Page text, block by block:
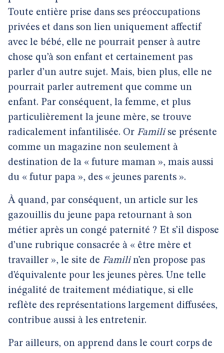
Toute entière prise dans ses préoccupations
privées et dans son lien uniquement affectif
avec le bébé, elle ne pourrait penser à autre
chose qu’à son enfant et certainement pas
parler d’un autre sujet. Mais, bien plus, elle ne
pourrait parler autrement que comme un
enfant. Par conséquent, la femme, et plus
particulièrement la jeune mère, se trouve
radicalement infantilisée. Or Familise présente
comme un magazine non seulement à
destination de la « future maman », mais aussi
du « futur papa », des « jeunes parents ».
À quand, par conséquent, un article sur les
gazouillis du jeune papa retournant à son
métier après un congé paternité ? Et s’il dispose
d’une rubrique consacrée à « être mère et
travailler », le site de Familin’en propose pas
d’équivalente pour les jeunes pères. Une telle
inégalité de traitement médiatique, si elle
reflète des représentations largement diffusées,
contribue aussi à les entretenir.
Par ailleurs, on apprend dans le court corps de